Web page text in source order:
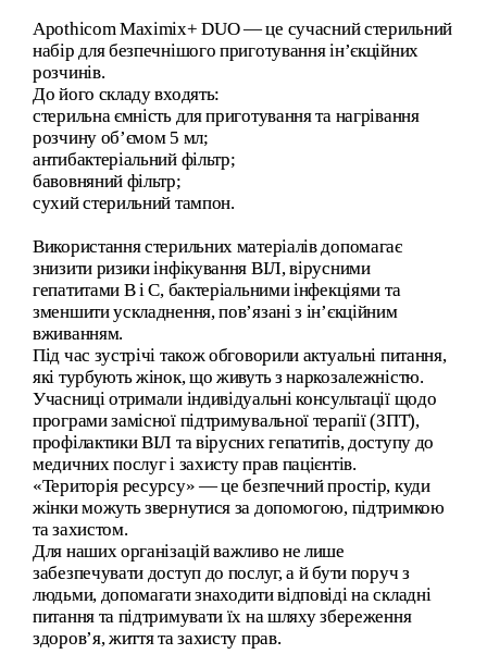
Apothicom Maximix+ DUO — це сучасний стерильний
набір для безпечнішого приготування ін’єкційних
розчинів.
До його складу входять:
стерильна ємність для приготування та нагрівання
розчину об’ємом 5 мл;
антибактеріальний фільтр;
бавовняний фільтр;
сухий стерильний тампон.
Використання стерильних матеріалів допомагає
знизити ризики інфікування ВІЛ, вірусними
гепатитами B і C, бактеріальними інфекціями та
зменшити ускладнення, пов’язані з ін’єкційним
вживанням.
Під час зустрічі також обговорили актуальні питання,
які турбують жінок, що живуть з наркозалежністю.
Учасниці отримали індивідуальні консультації щодо
програми замісної підтримувальної терапії (ЗПТ),
профілактики ВІЛ та вірусних гепатитів, доступу до
медичних послуг і захисту прав пацієнтів.
«Територія ресурсу» — це безпечний простір, куди
жінки можуть звернутися за допомогою, підтримкою
та захистом.
Для наших організацій важливо не лише
забезпечувати доступ до послуг, а й бути поруч з
людьми, допомагати знаходити відповіді на складні
питання та підтримувати їх на шляху збереження
здоров’я, життя та захисту прав.